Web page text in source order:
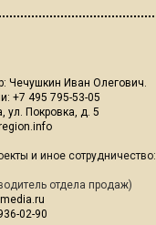
Чечушкин Иван Олегович.
+7 495 795-53-05
ул. Покровка, д. 5
и иное сотрудничество:
отдела продаж)
02-90